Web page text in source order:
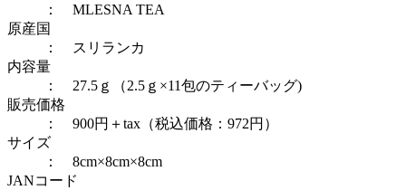
： MLESNA TEA
原産国
： スリランカ
内容量
： 27.5ｇ（2.5ｇ×11包のティーバッグ)
販売価格
： 900円＋tax（税込価格：972円）
サイズ
： 8cm×8cm×8cm
JANコード